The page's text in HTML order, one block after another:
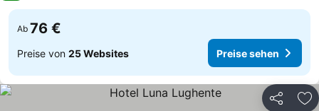
Ab 76 €
Preise von 25 Websites Preise sehen
Teilen